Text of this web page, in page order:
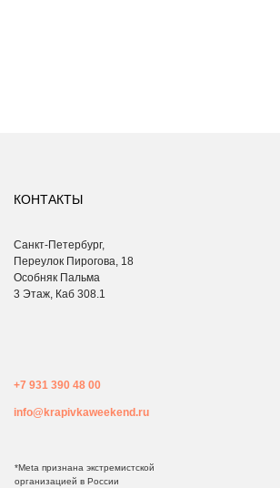
Санкт-Петербург,
Переулок Пирогова, 18
Особняк Пальма
3 Этаж, Каб 308.1
+7 931 390 48 00
КОНТАКТЫ
info@krapivkaweekend.ru
*Meta признана экстремистcкой
организацией в России